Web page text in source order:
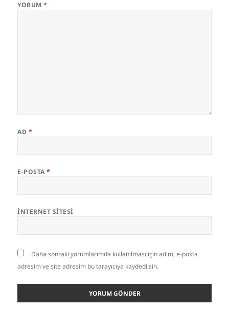
YORUM*
AD *
E-POSTA*
İNTERNET SITESI
Daha sonraki yorumlarımda kullanılması için adım, e-posta
adresim ve site adresim bu tarayıcıya kaydedilsin.